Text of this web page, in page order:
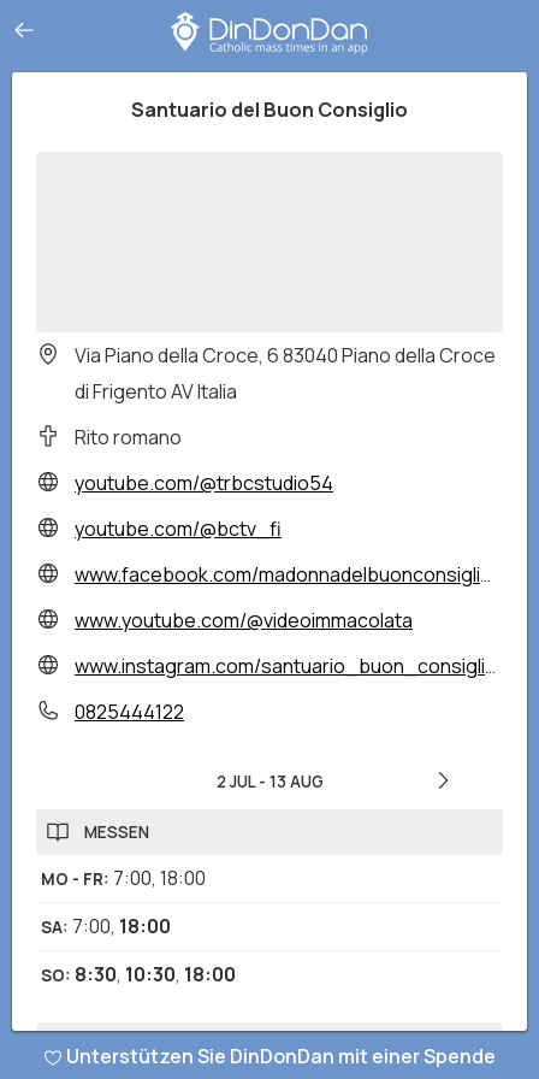
Santuario del Buon Consiglio
Via Piano della Croce, 6 83040 Piano della Croce
di Frigento AV Italia
Rito romano
youtube.com/@trbcstudio54
youtube.com/@bctv_fi
www.facebook.com/madonnadelbuonconsigliofrigento/?locale=it_IT
www.youtube.com/@videoimmacolata
www.instagram.com/santuario_buon_consiglio?igsh=MTE0ZjRlemk5b29raQ==
0825444122
2 JUL- 13 AUG
MESSEN
MO - FR: 7:00, 18:00
SA: 7:00, 18:00
SO: 8:30, 10:30, 18:00
Haben Sie falsche oder fehlende Informationen bemerkt? Senden
Unterstützen Sie DinDonDan mit einer Spende